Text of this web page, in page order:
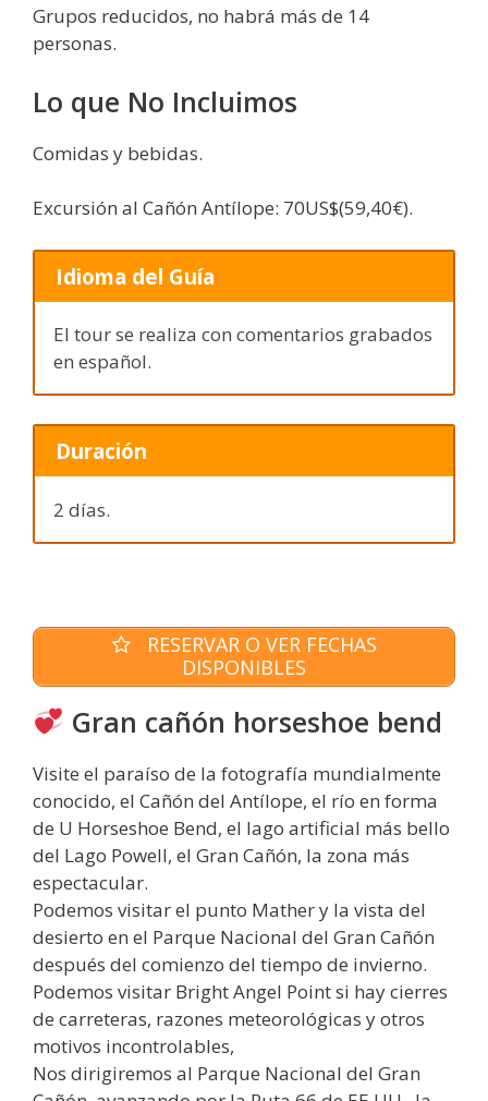
Grupos reducidos, no habrá más de 14
personas.
Lo que No Incluimos
Comidas y bebidas.
Excursión al Cañón Antílope: 70US$(59,40€).
Idioma del Guía
El tour se realiza con comentarios grabados
en español.
Duración
2 días.
RESERVAR O VER FECHAS
DISPONIBLES
Gran cañón horseshoe bend
Visite el paraíso de la fotografía mundialmente
conocido, el Cañón del Antílope, el río en forma
de U Horseshoe Bend, el lago artificial más bello
del Lago Powell, el Gran Cañón, la zona más
espectacular.
Podemos visitar el punto Mather y la vista del
desierto en el Parque Nacional del Gran Cañón
después del comienzo del tiempo de invierno.
Podemos visitar Bright Angel Point si hay cierres
de carreteras, razones meteorológicas y otros
motivos incontrolables,
Nos dirigiremos al Parque Nacional del Gran